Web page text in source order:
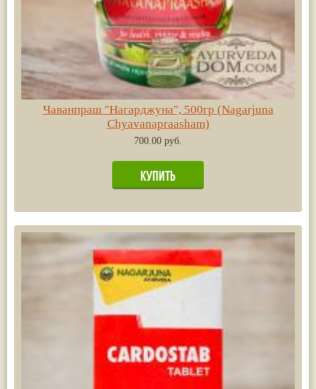
Чаванпраш "Нагарджуна", 500гр (Nagarjuna
Chyavanapraasham)
700.00 руб.